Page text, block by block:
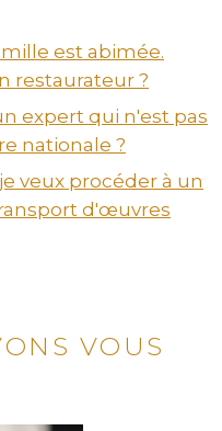
est abimée.
restaurateur ?
expert qui n'est pas
nationale ?
veux procéder à un
d'œuvres
VOUS